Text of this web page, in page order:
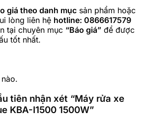
giá theo danh mục sản phẩm hoặc
lòng liên hệ hotline: 0866617579
tại chuyên mục “Báo giá” để được
tốt nhất.
tiên nhận xét “Máy rửa xe
KBA-I1500 1500W”